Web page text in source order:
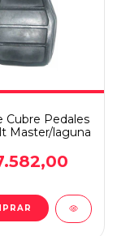
Cubre Pedales
Master/laguna